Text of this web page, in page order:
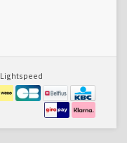
Lightspeed